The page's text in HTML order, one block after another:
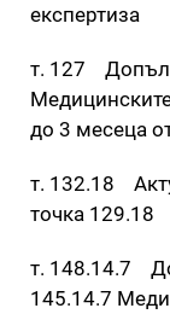
експертиза
т. 127
до 3 месеца
т. 132.18
точка 129.18
т. 148.14.7
145.14.7